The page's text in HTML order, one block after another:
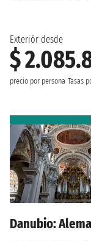
Exteriór desde
$
precio por persona Tasas
Danubio: